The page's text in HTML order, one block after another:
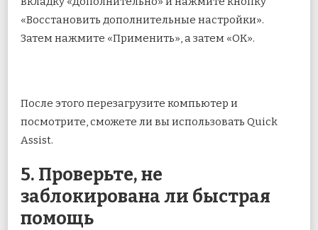
«Восстановить дополнительные настройки».
Затем нажмите «Применить», а затем «ОК».
После этого перезагрузите компьютер и
посмотрите, сможете ли вы использовать Quick
Assist.
5. Проверьте, не
заблокирована ли быстрая
помощь